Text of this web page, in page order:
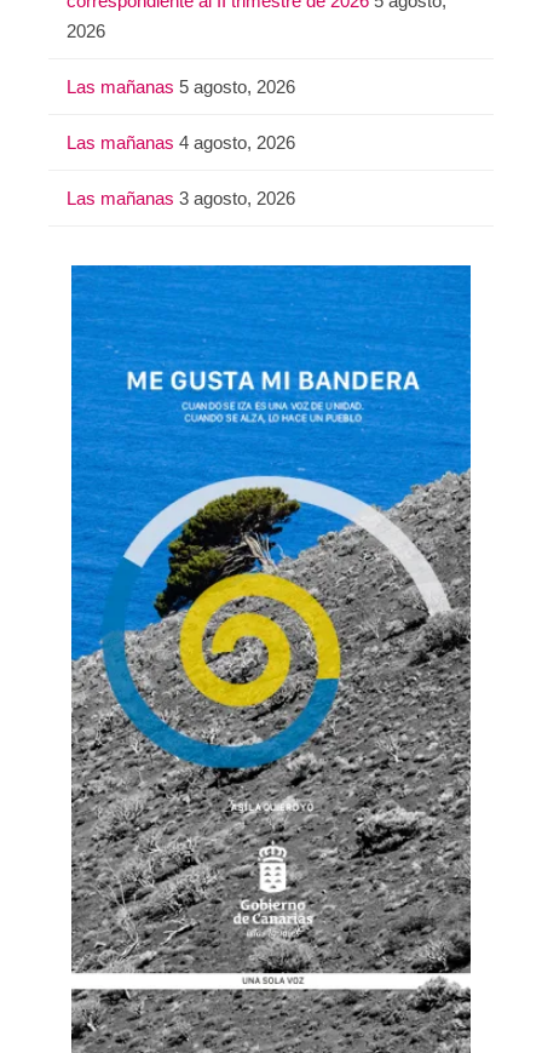
2026
Las mañanas 5 agosto, 2026
Las mañanas 4 agosto, 2026
Las mañanas 3 agosto, 2026